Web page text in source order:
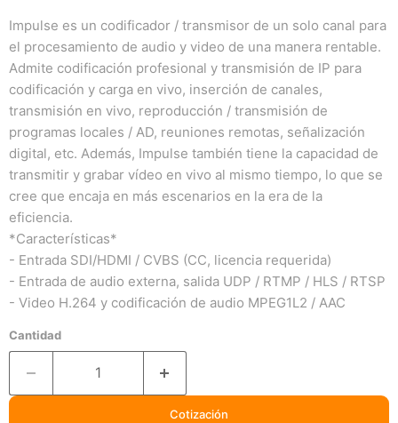
Impulse es un codificador / transmisor de un solo canal para
el procesamiento de audio y video de una manera rentable.
Admite codificación profesional y transmisión de IP para
codificación y carga en vivo, inserción de canales,
transmisión en vivo, reproducción / transmisión de
programas locales / AD, reuniones remotas, señalización
digital, etc. Además, Impulse también tiene la capacidad de
transmitir y grabar vídeo en vivo al mismo tiempo, lo que se
cree que encaja en más escenarios en la era de la
eficiencia.
*Características*
- Entrada SDI/HDMI / CVBS (CC, licencia requerida)
- Entrada de audio externa, salida UDP / RTMP / HLS / RTSP
- Video H.264 y codificación de audio MPEG1L2 / AAC
Cantidad
Cotización